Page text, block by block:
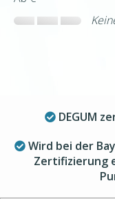
DEGUM
Wird bei der
Zertifizierung